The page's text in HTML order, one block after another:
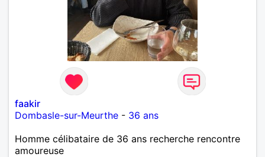
faakir
Dombasle-sur-Meurthe - 36 ans
Homme célibataire de 36 ans recherche rencontre
amoureuse